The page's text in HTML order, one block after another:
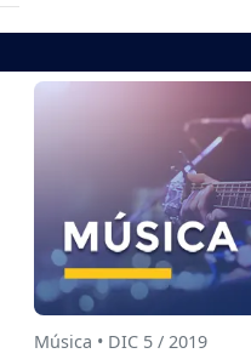
Música • DIC 5 / 2019